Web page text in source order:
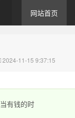
网站首页
2024-11-15 9:37:15
有钱的时